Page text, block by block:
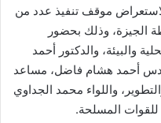
لاستعراض موقف تنفيذ عدد من
الجيزة، وذلك بحضور
والبيئة، والدكتور أحمد
أحمد هشام فاضل، مساعد
واللواء محمد الجداوي
للقوات المسلحة.